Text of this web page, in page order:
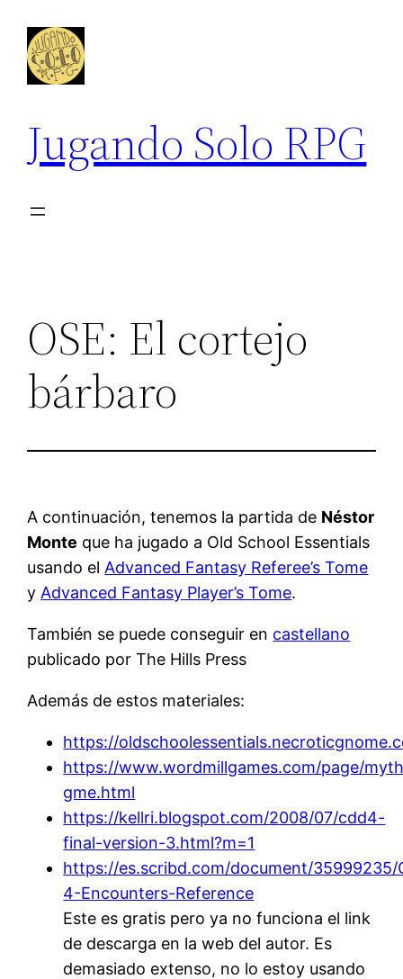
contenido
Jugando Solo RPG
OSE: El cortejo
bárbaro
A continuación, tenemos la partida de Néstor
Monte que ha jugado a Old School Essentials
usando el Advanced Fantasy Referee’s Tome
y Advanced Fantasy Player’s Tome.
También se puede conseguir en castellano
publicado por The Hills Press
Además de estos materiales:
https://
https://www.wordmillgames.com/page/
gme.html
https://kellri.blogspot.com/2008/07/cdd4-
final-version-3.html?m=1
https://es.scribd.com/document/35999235/
4-Encounters-Reference
Este es gratis pero ya no funciona el link
de descarga en la web del autor. Es
demasiado extenso, no lo estoy usando